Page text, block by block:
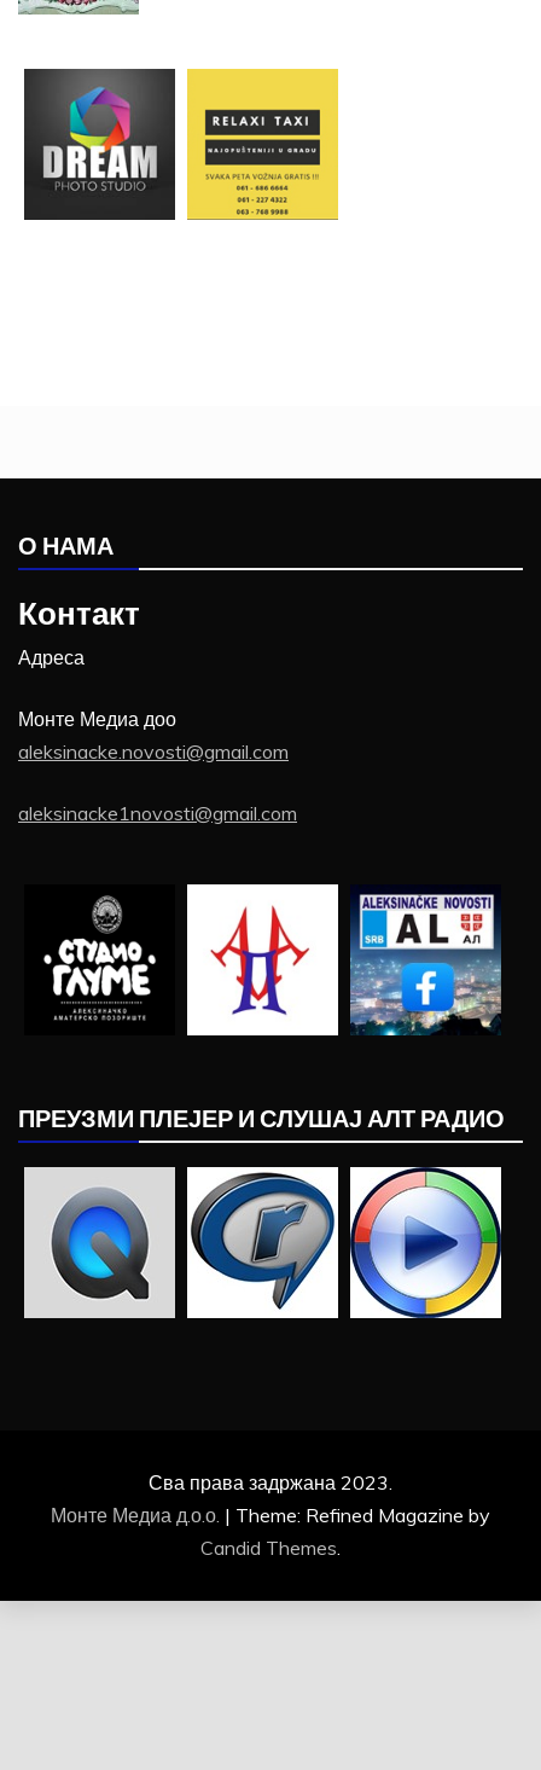
О НАМА
Контакт
Адреса
Монте Медиа доо
aleksinacke.novosti@gmail.com
aleksinacke1novosti@gmail.com
ПРЕУЗМИ ПЛЕЈЕР И СЛУШАЈ АЛТ РАДИО
Сва права задржана 2023.
Монте Медиа д.о.о. | Theme: Refined Magazine by
Candid Themes.